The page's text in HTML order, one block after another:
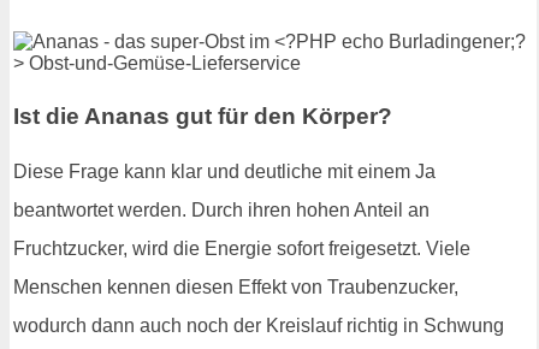
Ist die Ananas gut für den Körper?
Diese Frage kann klar und deutliche mit einem Ja
beantwortet werden. Durch ihren hohen Anteil an
Fruchtzucker, wird die Energie sofort freigesetzt. Viele
Menschen kennen diesen Effekt von Traubenzucker,
wodurch dann auch noch der Kreislauf richtig in Schwung